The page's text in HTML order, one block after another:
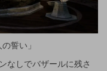
誓い」
なしでバザールに残さ